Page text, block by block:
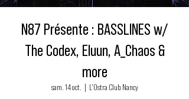
N87 Présente : BASSLINES w/
The Codex, Eluun, A_Chaos &
more
sam. 14 oct. L'Ostra Club Nancy